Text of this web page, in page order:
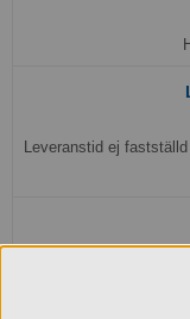
Leveranstid ej